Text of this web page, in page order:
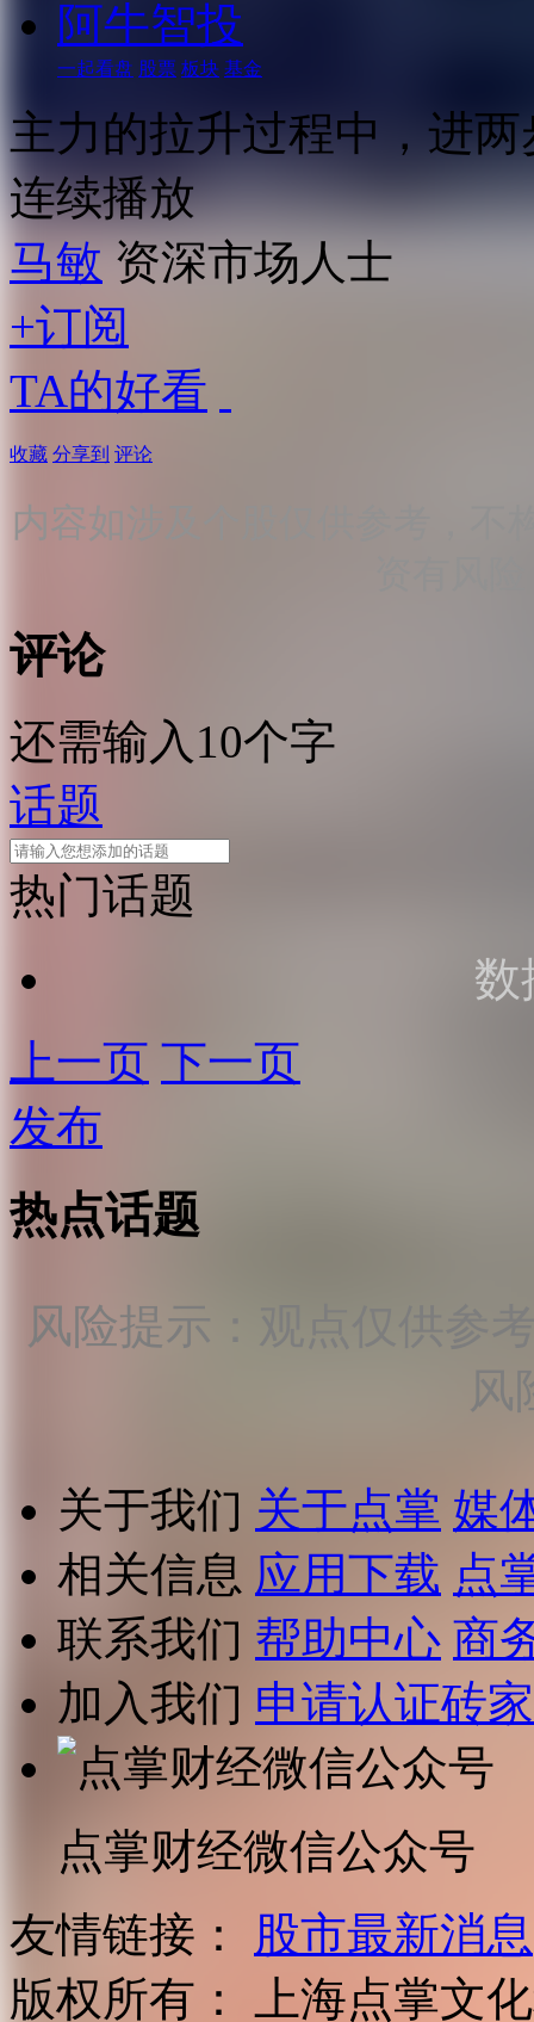
阿牛智投
一起看盘 股票 板块 基金
主力的拉升过程中，进
连续播放
马敏 资深市场人士
+订阅
TA的好看
收藏 分享到 评论
内容如涉及个股仅供参考，不
评论
还需输入10个字
话题
热门话题
数
上一页 下一页
发布
热点话题
风险提示：观点仅供参
风
关于我们 关于点掌 媒
相关信息 应用下载 点
联系我们 帮助中心 商
加入我们 申请认证砖家
点掌财经微信公众号
友情链接：
股市最新消息
版权所有：
上海点掌文